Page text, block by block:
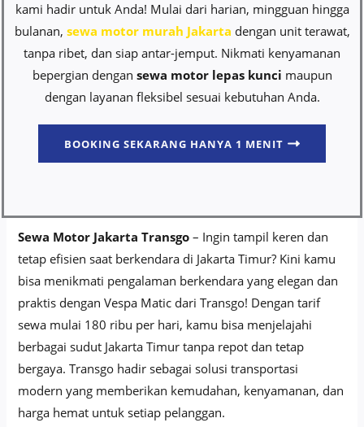
kami hadir untuk Anda! Mulai dari harian, mingguan hingga
bulanan, sewa motor murah Jakarta dengan unit terawat,
tanpa ribet, dan siap antar-jemput. Nikmati kenyamanan
bepergian dengan sewa motor lepas kunci maupun
dengan layanan fleksibel sesuai kebutuhan Anda.
BOOKING SEKARANG HANYA 1 MENIT
Sewa Motor Jakarta Transgo– Ingin tampil keren dan
tetap efisien saat berkendara di Jakarta Timur? Kini kamu
bisa menikmati pengalaman berkendara yang elegan dan
praktis dengan Vespa Matic dari Transgo! Dengan tarif
sewa mulai 180 ribu per hari, kamu bisa menjelajahi
berbagai sudut Jakarta Timur tanpa repot dan tetap
bergaya. Transgo hadir sebagai solusi transportasi
modern yang memberikan kemudahan, kenyamanan, dan
harga hemat untuk setiap pelanggan.